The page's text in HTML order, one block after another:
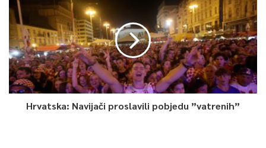
Hrvatska: Navijači proslavili pobjedu ”vatrenih”